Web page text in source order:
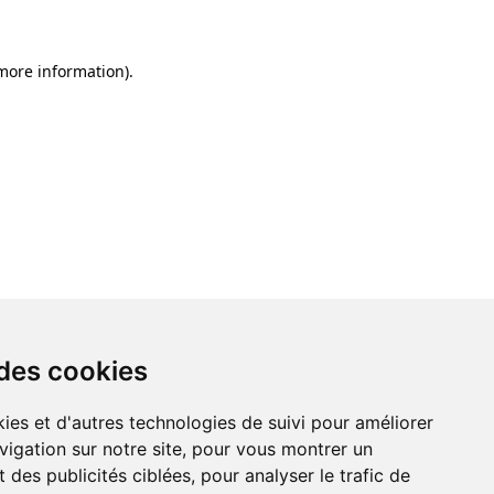
cookies
et d'autres technologies de suivi pour améliorer
sur notre site, pour vous montrer un
des publicités ciblées, pour analyser le trafic de
information).